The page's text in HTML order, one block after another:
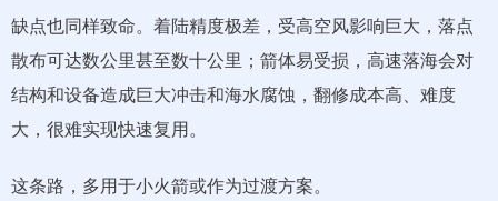
缺点也同样致命。着陆精度极差，受高空风影响巨大，落点
散布可达数公里甚至数十公里；箭体易受损，高速落海会对
结构和设备造成巨大冲击和海水腐蚀，翻修成本高、难度
大，很难实现快速复用。
这条路，多用于小火箭或作为过渡方案。